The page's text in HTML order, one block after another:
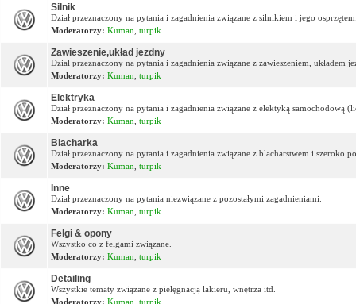
Silnik
Dział przeznaczony na pytania i zagadnienia związane z silnikiem i jego
Moderatorzy: Kuman turpik
Zawieszenie,układ jezdny
Dział przeznaczony na pytania i zagadnienia związane z zawieszeniem, układem
Moderatorzy: Kuman turpik
Elektryka
Dział przeznaczony na pytania i zagadnienia związane z elektyką samochodową
Moderatorzy: Kuman turpik
Blacharka
Dział przeznaczony na pytania i zagadnienia związane z blacharstwem i szeroko
Moderatorzy: Kuman turpik
Inne
Dział przeznaczony na pytania niezwiązane z pozostałymi zagadnieniami.
Moderatorzy: Kuman turpik
Felgi & opony
Wszystko co z felgami związane.
Moderatorzy: Kuman turpik
Detailing
Wszystkie tematy związane z pielęgnacją lakieru, wnętrza itd.
Moderatorzy: Kuman turpik